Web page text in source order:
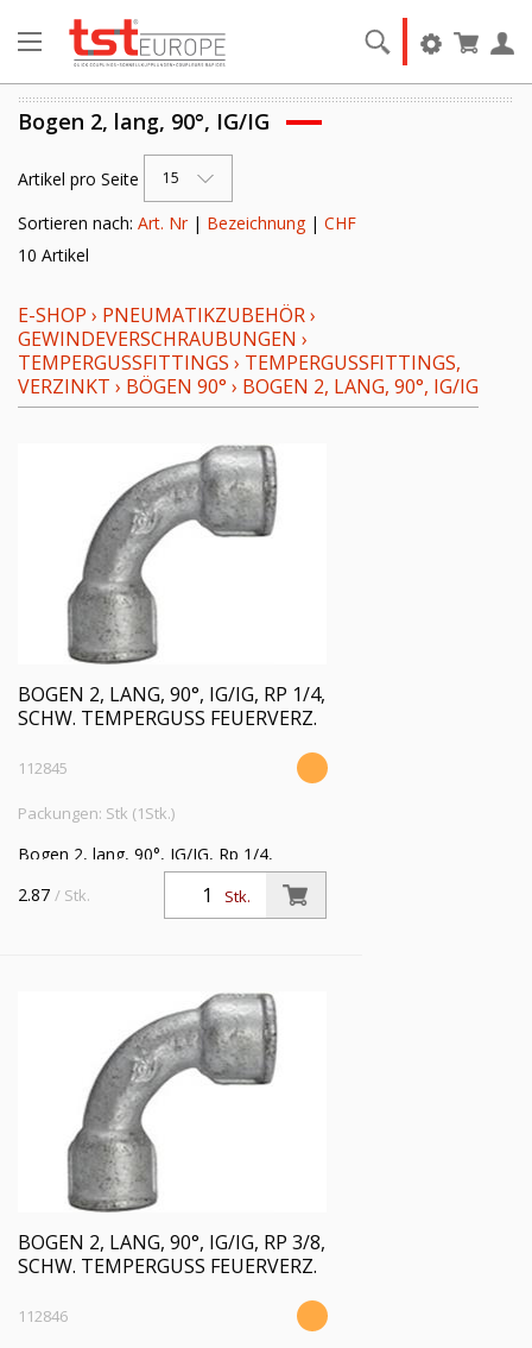
Bogen 2, lang, 90°, IG/IG
Artikel pro Seite 15
Sortieren nach: Art. Nr| Bezeichnung| CHF
10 Artikel
E-SHOP › PNEUMATIKZUBEHÖR›
GEWINDEVERSCHRAUBUNGEN ›
TEMPERGUSSFITTINGS › TEMPERGUSSFITTINGS,
VERZINKT › BÖGEN 90° › BOGEN 2, LANG, 90°, IG/IG
BOGEN 2, LANG, 90°, IG/IG, RP 1/4,
SCHW. TEMPERGUSS FEUERVERZ.
112845
Packungen: Stk (1Stk.)
Bogen 2, lang, 90°, IG/IG, Rp 1/4,
Betriebstemperatur -20 °C bis 300 °C,
schwarzer Temperguss, feuerverzinkt,
Stk.
2.87 / Stk.
BOGEN 2, LANG, 90°, IG/IG, RP 3/8,
SCHW. TEMPERGUSS FEUERVERZ.
112846